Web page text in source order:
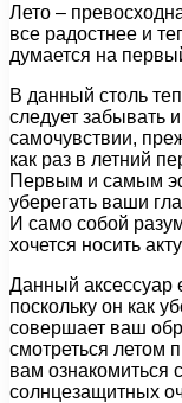
Лето –
все радостнее и
думается на
В данный столь
следует забывать
самочувствии,
как раз в летний
Первым и самым
уберегать ваши
И само собой
хочется носить
Данный аксессуар
поскольку он как
совершает ваш
смотреться летом
вам ознакомиться
солнцезащитных